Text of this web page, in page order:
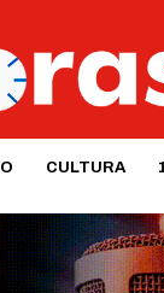
CULTURA